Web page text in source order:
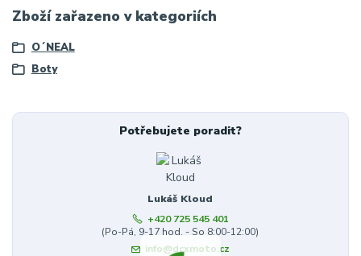
Zboží zařazeno v kategoriích
O´NEAL
Boty
Potřebujete poradit?
Lukáš Kloud
+420 725 545 401
(Po-Pá, 9-17 hod. - So 8:00-12:00)
info@dcxmoto.cz